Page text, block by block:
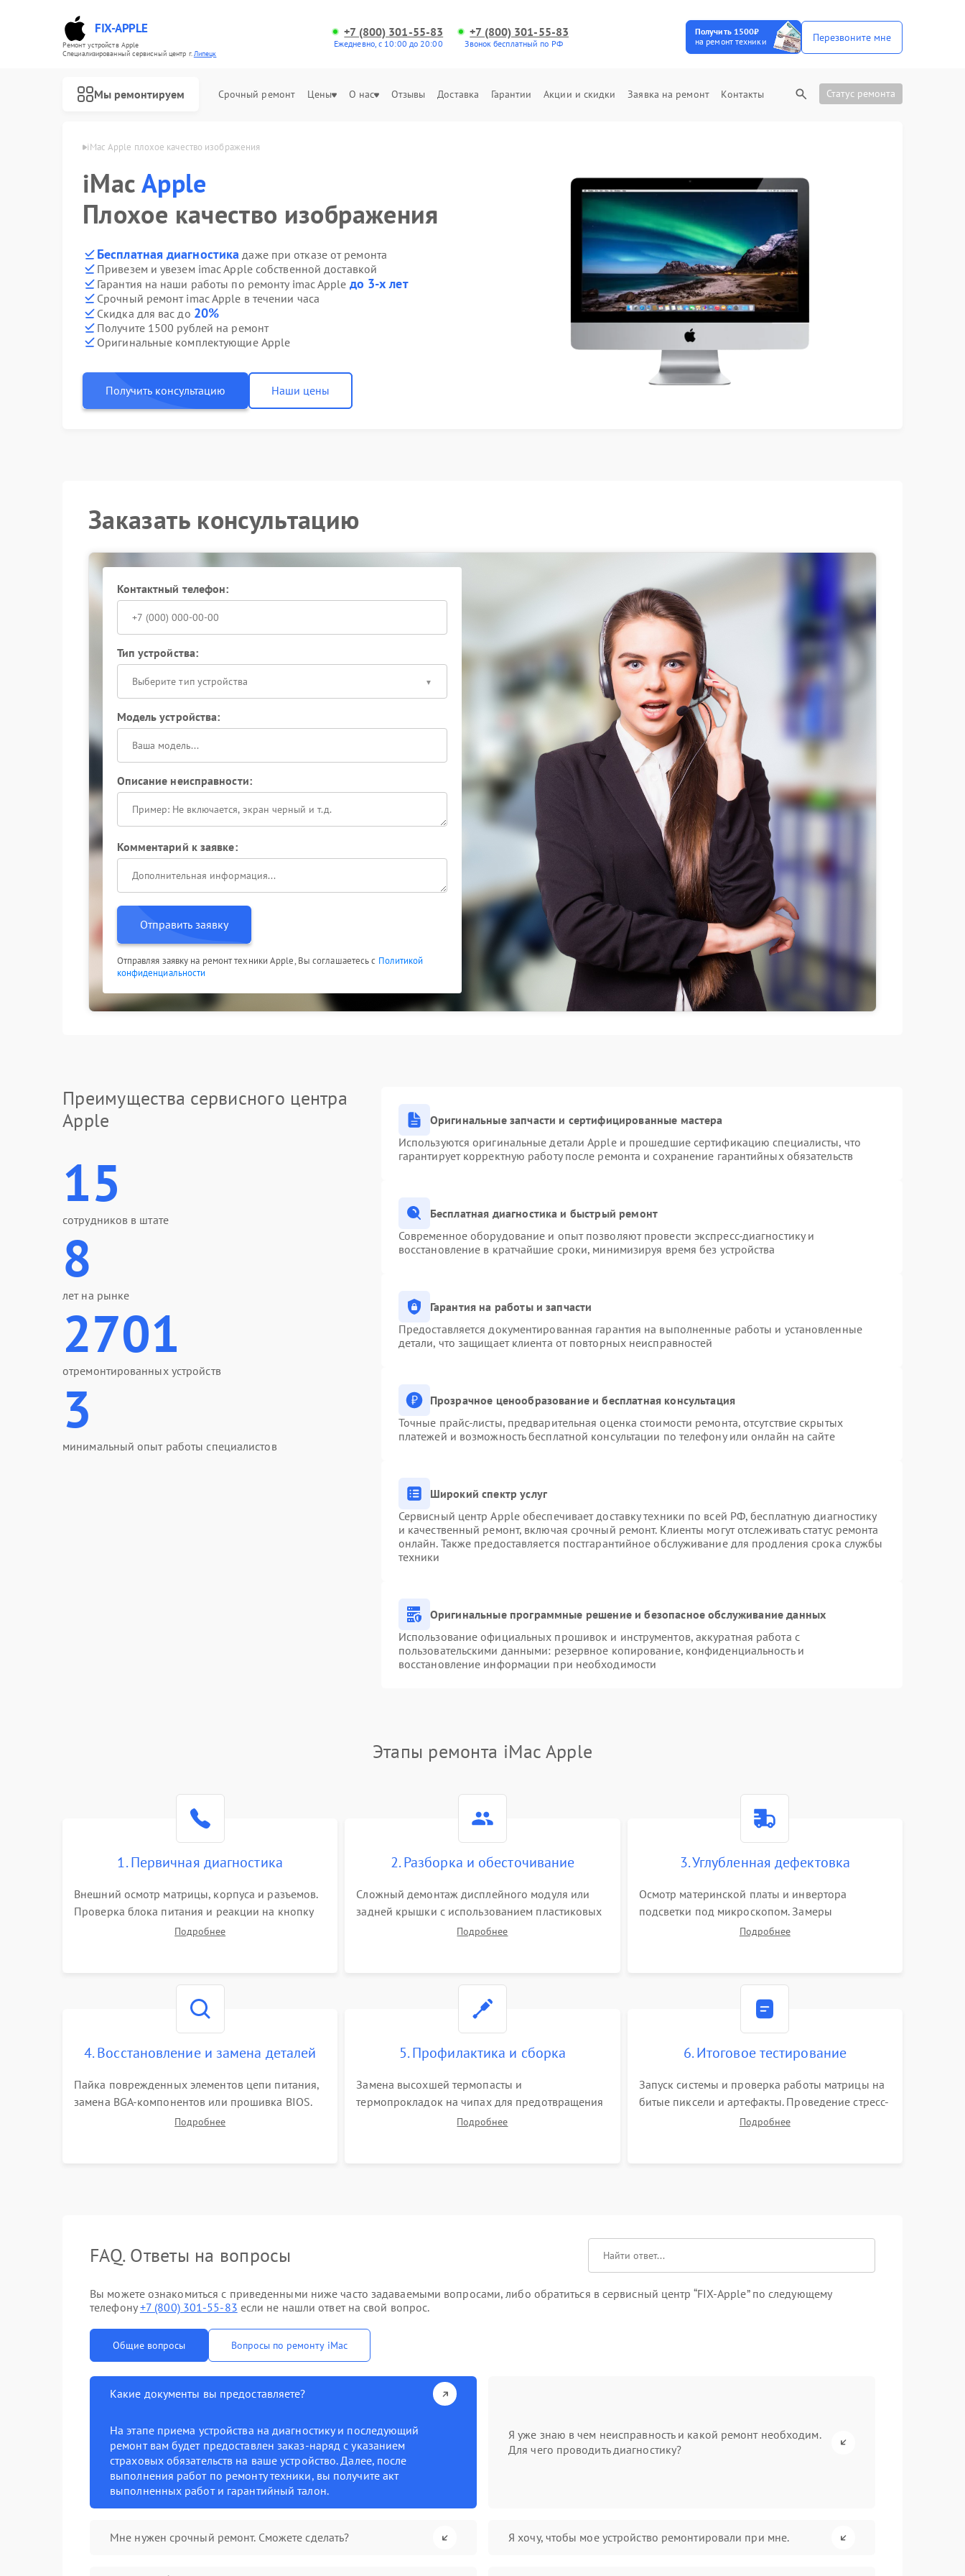
FIX-APPLE
Ремонт устройств Apple
Специализированный cервисный центр г.Липецк
+7 (800) 301-55-83
Ежедневно, с 10:00 до 20:00
+7 (800) 301-55-83
Звонок бесплатный по РФ
Получить 1500₽
на ремонт техники
Перезвоните мне
Мы ремонтируем Срочный ремонт Цены О нас Отзывы Доставка Гарантии Акции и скидки Заявка на ремонт Контакты Статус ремонта
Apple в Липецке iMac Apple плохое качество изображения
iMacApple
Плохое качество изображения
Бесплатная диагностика даже при отказе от ремонта
Привезем и увезем imac Apple собственной доставкой
Гарантия на наши работы по ремонту imac Apple до 3-х лет
Срочный ремонт imac Apple в течении часа
Скидка для вас до 20%
Получите 1500 рублей на ремонт
Оригинальные комплектующие Apple
Получить консультацию Наши цены
Заказать консультацию
Контактный телефон:
Тип устройства:
Выберите тип устройства
Модель устройства:
Описание неисправности:
Комментарий к заявке:
Отправить заявку
Отправляя заявку на ремонт техники Apple, Вы соглашаетесь с Политикой
конфиденциальности
Преимущества сервисного центра
Apple
15
сотрудников в штате
8
лет на рынке
2701
отремонтированных устройств
3
минимальный опыт работы специалистов
Оригинальные запчасти и сертифицированные мастера
Используются оригинальные детали Apple и прошедшие сертификацию специалисты, что
гарантирует корректную работу после ремонта и сохранение гарантийных обязательств
Бесплатная диагностика и быстрый ремонт
Современное оборудование и опыт позволяют провести экспресс-диагностику и
восстановление в кратчайшие сроки, минимизируя время без устройства
Гарантия на работы и запчасти
Предоставляется документированная гарантия на выполненные работы и установленные
детали, что защищает клиента от повторных неисправностей
Прозрачное ценообразование и бесплатная консультация
Точные прайс-листы, предварительная оценка стоимости ремонта, отсутствие скрытых
платежей и возможность бесплатной консультации по телефону или онлайн на сайте
Широкий спектр услуг
Сервисный центр Apple обеспечивает доставку техники по всей РФ, бесплатную диагностику
и качественный ремонт, включая срочный ремонт. Клиенты могут отслеживать статус ремонта
онлайн. Также предоставляется постгарантийное обслуживание для продления срока службы
техники
Оригинальные программные решение и безопасное обслуживание данных
Использование официальных прошивок и инструментов, аккуратная работа с
пользовательскими данными: резервное копирование, конфиденциальность и
восстановление информации при необходимости
Этапы ремонта iMac Apple
1. Первичная диагностика
Внешний осмотр матрицы, корпуса и разъемов.
Проверка блока питания и реакции на кнопку
включения. Оценка изображения, звука и
Подробнее
2. Разборка и обесточивание
Сложный демонтаж дисплейного модуля или
задней крышки с использованием пластиковых
лопаток. Обязательное отключение шлейфов
Подробнее
3. Углубленная дефектовка
Осмотр материнской платы и инвертора
подсветки под микроскопом. Замеры
напряжений в цепях питания процессора и
Подробнее
4. Восстановление и замена деталей
Пайка поврежденных элементов цепи питания,
замена BGA-компонентов или прошивка BIOS.
Ремонт подсветки матрицы, замена
Подробнее
5. Профилактика и сборка
Замена высохшей термопасты и
термопрокладок на чипах для предотвращения
перегрева. Аккуратная укладка кабелей,
Подробнее
6. Итоговое тестирование
Запуск системы и проверка работы матрицы на
битые пиксели и артефакты. Проведение стресс-
тестов для оценки эффективности охлаждения.
Подробнее
FAQ. Ответы на вопросы
Вы можете ознакомиться с приведенными ниже часто задаваемыми вопросами, либо обратиться в сервисный центр “FIX-Apple” по следующему
телефону+7 (800) 301-55-83 если не нашли ответ на свой вопрос.
Общие вопросы Вопросы по ремонту iMac
Какие документы вы предоставляете?
На этапе приема устройства на диагностику и последующий
ремонт вам будет предоставлен заказ-наряд с указанием
страховых обязательств на ваше устройство. Далее, после
выполнения работ по ремонту техники, вы получите акт
выполненных работ и гарантийный талон.
Я уже знаю в чем неисправность и какой ремонт необходим.
Для чего проводить диагностику?
Мне нужен срочный ремонт. Сможете сделать? Я хочу, чтобы мое устройство ремонтировали при мне.